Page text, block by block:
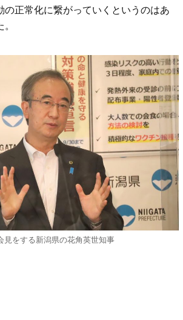
の正常化に繋がっていくというのはあ
見をする新潟県の花角英世知事